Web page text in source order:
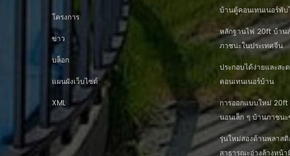
โครงการ
ข่าว
บล็อก
แผนผังเว็บไซต์
XML
บ้านตู้คอนเทนเนอร์พั
หลักฐานไฟ 20ft บ้าน
ภาชนะในประเทศจีน
ประกอบได้ง่ายและสะ
คอนเทนเนอร์บ้าน
การออกแบบใหม่ 20ft
นอนเล็ก ๆ บ้านภาชนะ
รุ่นใหม่สองด้านพลาส
สาธารณะอ่างล้างหน้า